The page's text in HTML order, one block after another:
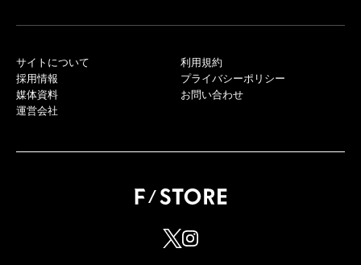
サイトについて
採用情報
媒体資料
運営会社
利用規約
プライバシーポリシー
お問い合わせ